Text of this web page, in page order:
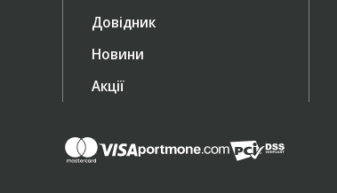
Довідник
Новини
Акції